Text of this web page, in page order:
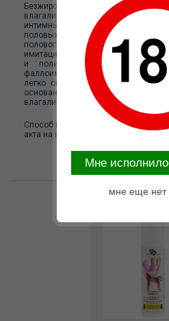
Безжировая женская гель-
влагалище. Применяется для
интимных отношениях в случае
половых органов партнеров,
полового акта за счет более
имитация девственности).
и полимерными материалами
фаллоимитаторы, вагинальные
легко смывается водой и не
основано на временном
влагалища.
Способ применения: гель
акта на вход и стенки влагалища.
Возможные
Mне
мне еще нет